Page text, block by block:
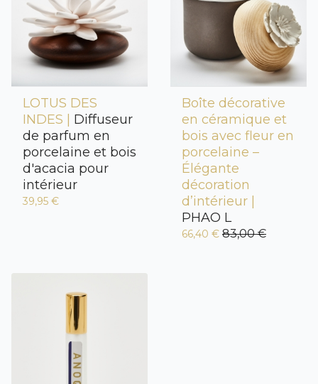
LOTUS DES
INDES | Diffuseur
de parfum en
porcelaine et bois
d'acacia pour
intérieur
39,95 €
Boîte décorative
en céramique et
bois avec fleur en
porcelaine –
Élégante
décoration
d’intérieur |
PHAO L
66,40 € 83,00 €